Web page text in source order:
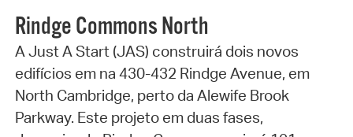
Rindge Commons North
A Just A Start (JAS) construirá dois novos
edifícios em na 430-432 Rindge Avenue, em
North Cambridge, perto da Alewife Brook
Parkway. Este projeto em duas fases,